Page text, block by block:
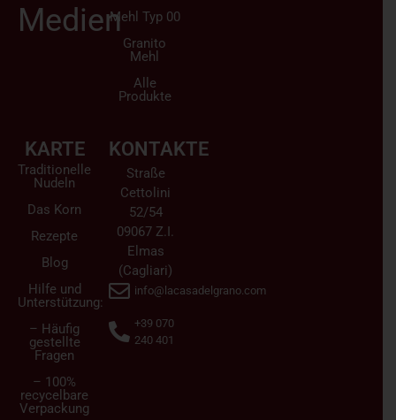
MedienMehl Typ 00
Granito
Mehl
Alle
Produkte
KARTE
Traditionelle
Nudeln
Das Korn
Rezepte
Blog
Hilfe und
Unterstützung:
– Häufig
gestellte
Fragen
– 100%
recycelbare
Verpackung
KONTAKTE
Straße
Cettolini
52/54
09067 Z.I.
Elmas
(Cagliari)
info@lacasadelgrano.com
+39 070
240 401